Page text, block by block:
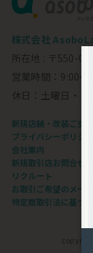
株式会社
所在地 : 〒550-
営業時間：9:00～
休日：土曜日・
新規店舗・改装ご支援
プライバシーポリシー
会社案内
新規取引店お問合せ
リクルート
お取引ご希望のメー
特定商取引法に基づ